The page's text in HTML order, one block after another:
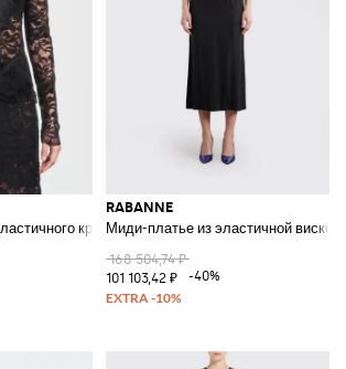
кружева
RABANNE
Миди-платье из эластичной
168 504,74 ₽
101 103,42 ₽
-40%